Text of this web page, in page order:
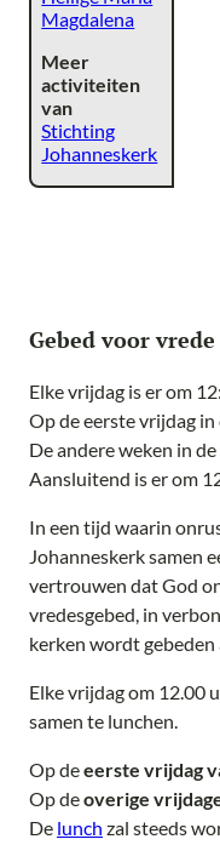
Magdalena
Meer
activiteiten
van
Stichting
Johanneskerk
Gebed voor
Elke vrijdag is er om
Op de eerste vrijdag
De andere weken in
Aansluitend is er om
In een tijd waarin
Johanneskerk samen
vertrouwen dat God
vredesgebed, in
kerken wordt gebeden
Elke vrijdag om 12.00
samen te lunchen.
Op deeerste vrijdag
Op deoverige
De lunch zal steeds